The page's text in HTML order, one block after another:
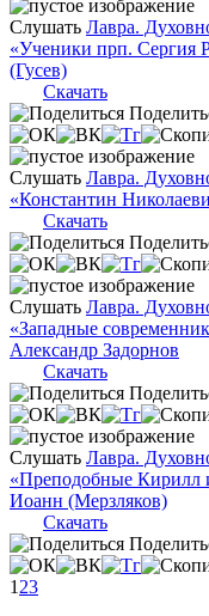
Слушать Лавра.
«Ученики прп. Сергия
(Гусев)
Скачать
Слушать Лавра.
«Константин
Скачать
Слушать Лавра.
«Западные
Александр Задорнов
Скачать
Слушать Лавра.
«Преподобные Кирилл
Иоанн (Мерзляков)
Скачать
1 23